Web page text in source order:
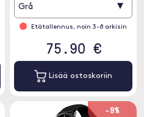
Grå ▾
Etätallennus, noin 3-8 arkisin
75.90 €
Lisää ostoskoriin
-9%